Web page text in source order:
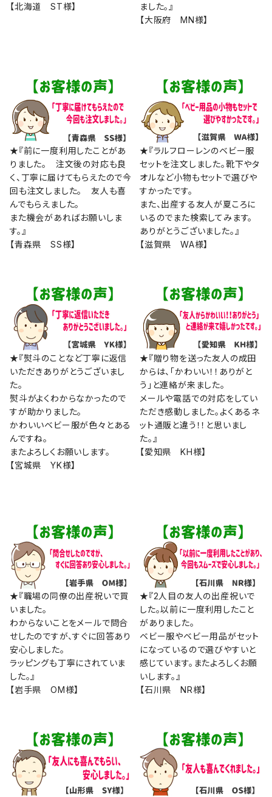
【北海道 ST様】
ました。』
【大阪府 MN様】
★『前に一度利用したことがあ
りました。 注文後の対応も良
く、丁寧に届けてもらえたので今
回も注文しました。 友人も喜
んでもらえました。
また機会があればお願いしま
す。』
【青森県 SS様】
★『ラルフローレンのベビー服
セットを注文しました。靴下やタ
オルなど小物もセットで選びや
すかったです。
また、出産する友人が夏ころに
いるのでまた検索してみます。
ありがとうございました。』
【滋賀県 WA様】
★『熨斗のことなど丁寧に返信
いただきありがとうございまし
た。
熨斗がよくわからなかったので
すが助かりました。
かわいいベビー服が色々とある
んですね。
またよろしくお願いします。
【宮城県 YK様】
★『贈り物を送った友人の成田
からは、「かわいい！！ありがと
う」と連絡が来ました。
メールや電話での対応をしてい
ただき感動しました。よくあるネ
ット通販と違う！！と思いまし
た。』
【愛知県 KH様】
★『職場の同僚の出産祝いで買
いました。
わからないことをメールで問合
せしたのですが、すぐに回答あり
安心しました。
ラッピングも丁寧にされていま
した。』
【岩手県 OM様】
★『2人目の友人の出産祝いで
した。以前に一度利用したこと
がありました。
ベビー服やベビー用品がセット
になっているので選びやすいと
感じています。またよろしくお願
いします。』
【石川県 NR様】